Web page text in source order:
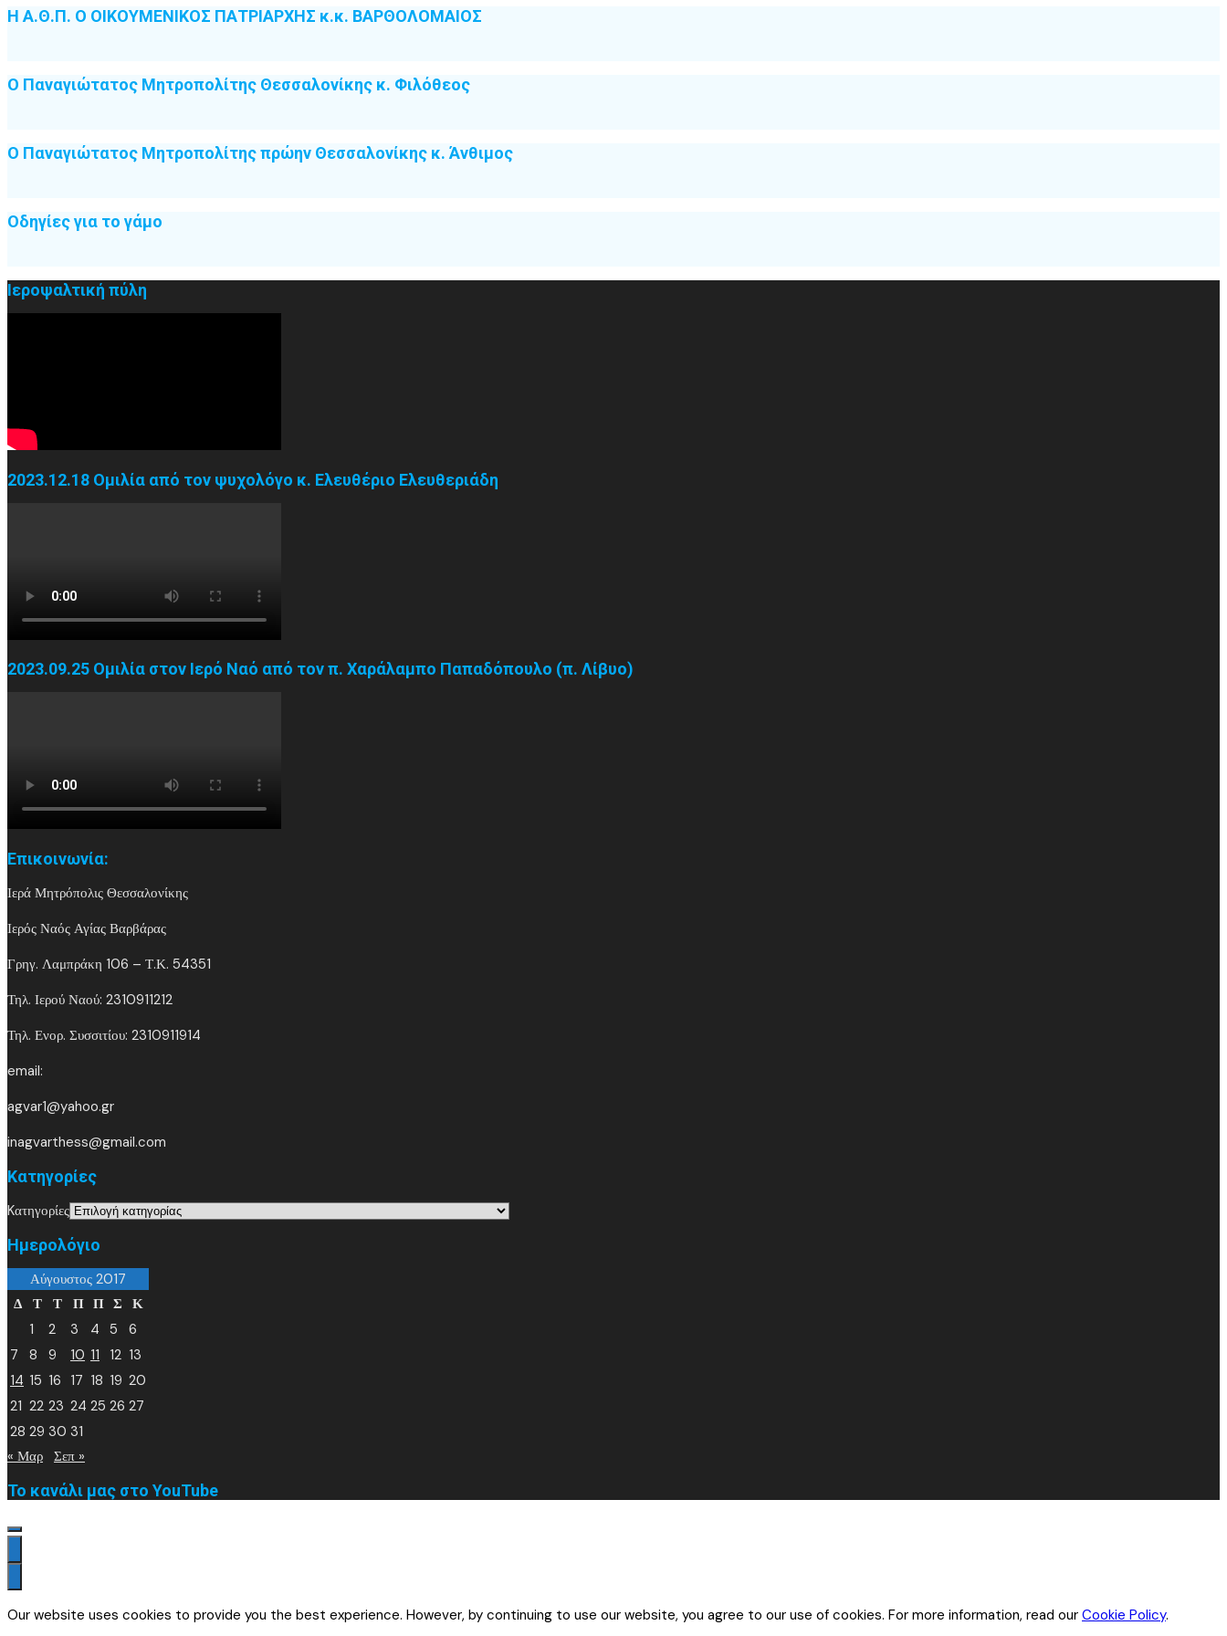
Η Α.Θ.Π. Ο ΟΙΚΟΥΜΕΝΙΚΟΣ ΠΑΤΡΙΑΡΧΗΣ κ.κ. ΒΑΡΘΟΛΟΜΑΙΟΣ
Ο Παναγιώτατος Μητροπολίτης Θεσσαλονίκης κ. Φιλόθεος
Ο Παναγιώτατος Μητροπολίτης πρώην Θεσσαλονίκης κ. Άνθιμος
Οδηγίες για το γάμο
Ιεροψαλτική πύλη
2023.12.18 Ομιλία από τον ψυχολόγο κ. Ελευθέριο Ελευθεριάδη
2023.09.25 Ομιλία στον Ιερό Ναό από τον π. Χαράλαμπο Παπαδόπουλο (π. Λίβυο)
Επικοινωνία:
Ιερά Μητρόπολις Θεσσαλονίκης
Ιερός Ναός Αγίας Βαρβάρας
Γρηγ. Λαμπράκη 106 – Τ.Κ. 54351
Τηλ. Ιερού Ναού: 2310911212
Τηλ. Ενορ. Συσσιτίου: 2310911914
email:
agvar1@yahoo.gr
inagvarthess@gmail.com
Kατηγορίες
Kατηγορίες
Ημερολόγιο
Αύγουστος 2017
Δ Τ Τ Π Π Σ Κ
1
2 3 4 5
6
7
8 9 10 11 12 13
14 15 16 17 18 19 20
21 22 23 24 25 26 27
28 29 30 31
« Μαρ Σεπ »
Το κανάλι μας στο YouTube
Our website uses cookies to provide you the best experience. However, by continuing to use our website, you agree to our use of cookies. For more information, read our Cookie Policy.